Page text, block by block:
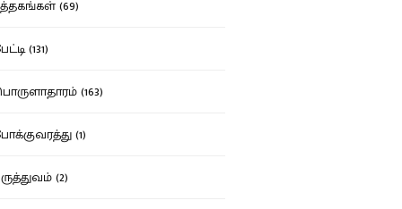
(69)
(131)
(163)
(1)
(2)